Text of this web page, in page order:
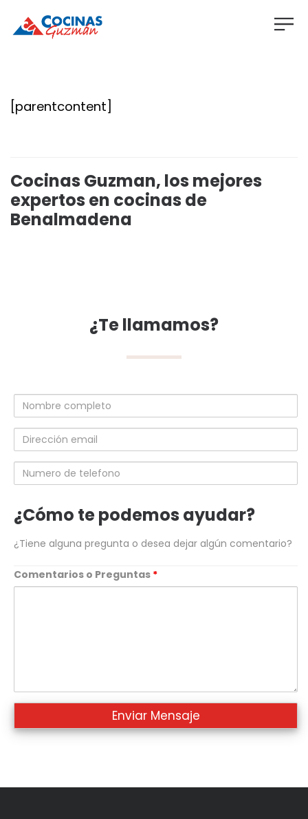
[parentcontent]
Cocinas Guzman, los mejores
expertos en cocinas de
Benalmadena
¿Te llamamos?
Nombre
completo
Dirección
email
Numero
de
¿Cómo te podemos ayudar?
¿Tiene alguna pregunta o desea dejar algún comentario?
Comentarios o Preguntas *